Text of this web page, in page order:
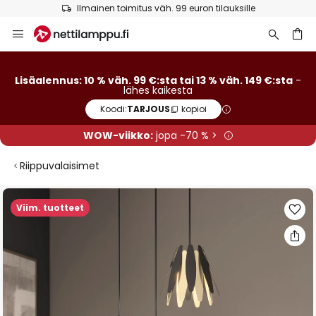
Ilmainen toimitus väh. 99 euron tilauksille
to
Lisäalennus: 10 % väh. 99 €:sta tai 13 % väh. 149 €:sta -
lähes kaikesta
Koodi:TARJOUS kopioi
WOW-viikko:jopa -70 % >
Riippuvalaisimet
Viim. tuotteet
Skip
to
end
of
the
images